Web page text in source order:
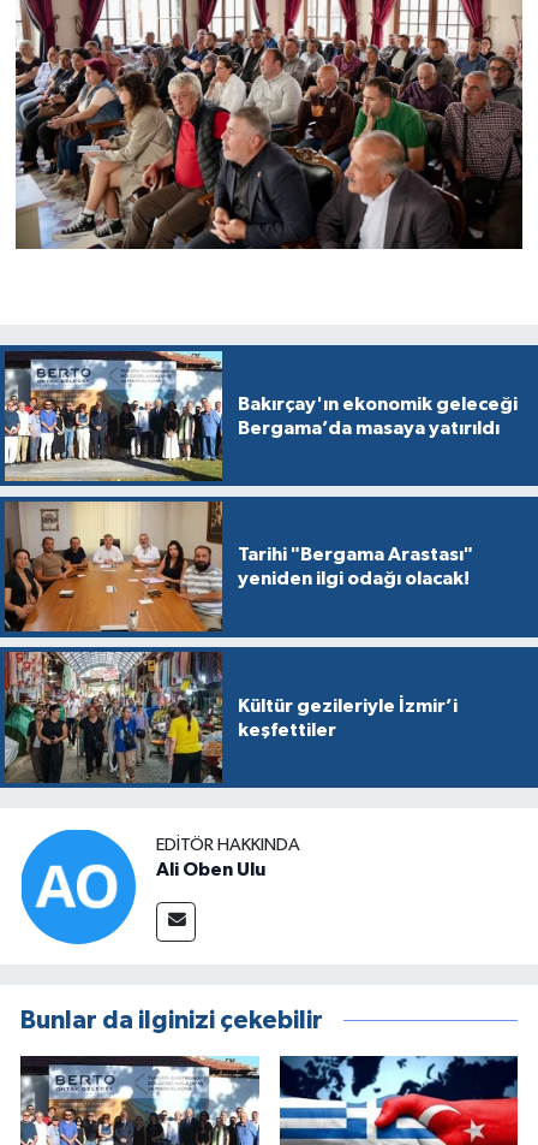
Bakırçay'ın ekonomik geleceği
Bergama’da masaya yatırıldı
Tarihi "Bergama Arastası"
yeniden ilgi odağı olacak!
Kültür gezileriyle İzmir’i
keşfettiler
EDITÖR HAKKINDA
Ali Oben Ulu
Bunlar da ilginizi çekebilir